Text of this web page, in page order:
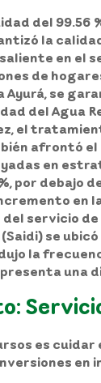
del 99.56
la
en el
de
Ayurá, se
del Agua
el
afrontó
en
por debajo
en
servicio
se ubicó
la
una
es
inversiones